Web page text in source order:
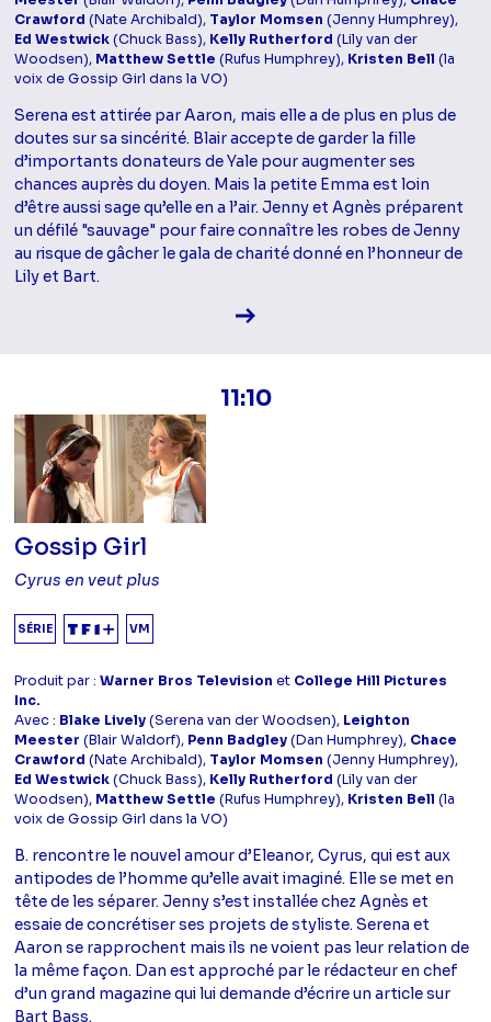
Crawford (Nate Archibald), Taylor Momsen (Jenny Humphrey),
Ed Westwick(Chuck Bass), Kelly Rutherford (Lily van der
Woodsen), Matthew Settle (Rufus Humphrey), Kristen Bell (la
voix de Gossip Girl dans la VO)
Serena est attirée par Aaron, mais elle a de plus en plus de
doutes sur sa sincérité. Blair accepte de garder la fille
d’importants donateurs de Yale pour augmenter ses
chances auprès du doyen. Mais la petite Emma est loin
d’être aussi sage qu’elle en a l’air. Jenny et Agnès préparent
un défilé "sauvage" pour faire connaître les robes de Jenny
au risque de gâcher le gala de charité donné en l’honneur de
Lily et Bart.
Voir la fiche diffusion
11:10
Gossip Girl
Cyrus en veut plus
SÉRIE VM
Produit par :Warner Bros Television et College Hill Pictures
Inc.
Avec : Blake Lively(Serena van der Woodsen), Leighton
Meester (Blair Waldorf), Penn Badgley(Dan Humphrey), Chace
Crawford (Nate Archibald), Taylor Momsen (Jenny Humphrey),
Ed Westwick(Chuck Bass), Kelly Rutherford (Lily van der
Woodsen), Matthew Settle (Rufus Humphrey), Kristen Bell (la
voix de Gossip Girl dans la VO)
B. rencontre le nouvel amour d’Eleanor, Cyrus, qui est aux
antipodes de l’homme qu’elle avait imaginé. Elle se met en
tête de les séparer. Jenny s’est installée chez Agnès et
essaie de concrétiser ses projets de styliste. Serena et
Aaron se rapprochent mais ils ne voient pas leur relation de
la même façon. Dan est approché par le rédacteur en chef
d’un grand magazine qui lui demande d’écrire un article sur
Bart Bass.